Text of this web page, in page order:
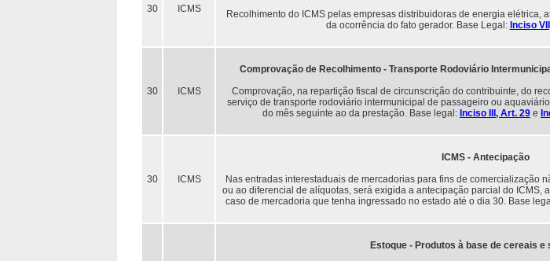
30 ICMS
Recolhimento do ICMS pelas empresas distribuidoras de energia elétrica,
da ocorrência do fato gerador. Base Legal: Inciso
30 ICMS
Comprovação de Recolhimento - Transporte Rodoviário
Comprovação, na repartição fiscal de circunscrição do contribuinte, do
serviço de transporte rodoviário intermunicipal de passageiro ou
do mês seguinte ao da prestação. Base legal: Inciso III, Art. 29 e
30 ICMS
ICMS - Antecipação
Nas entradas interestaduais de mercadorias para fins de comercialização
ou ao diferencial de alíquotas, será exigida a antecipação parcial do ICMS,
caso de mercadoria que tenha ingressado no estado até o dia 30. Base
Estoque - Produtos à base de cereais e